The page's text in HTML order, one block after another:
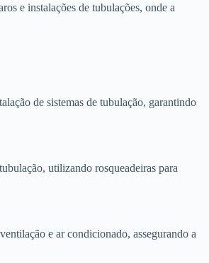
e instalações de tubulações, onde a
de sistemas de tubulação, garantindo
utilizando rosqueadeiras para
e ar condicionado, assegurando a